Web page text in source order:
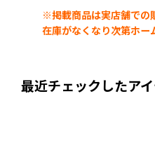
※掲載商品は実店舗での
在庫がなくなり次第ホー
最近チェックしたア